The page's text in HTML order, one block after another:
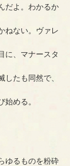
だよ。わかるか
ねない。ヴァレ
に、マナースタ
たも同然で、
める。
ゆるものを粉砕